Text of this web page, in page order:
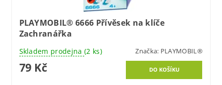
PLAYMOBIL® 6666 Přívěsek na klíče
Zachranářka
Skladem prodejna (2 ks) Značka: PLAYMOBIL®
79 Kč